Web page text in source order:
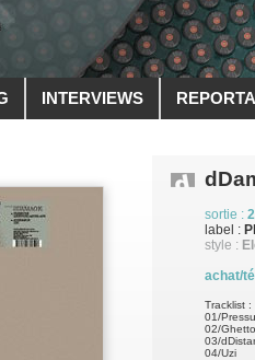
INTERVIEWS
sortie :
label :
style :
achat/
Tracklist :
01/
02/
03/
04/Uzi